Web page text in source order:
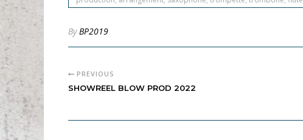
ByBP2019
PREVIOUS
SHOWREEL BLOW PROD 2022